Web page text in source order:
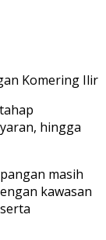
Komering Ilir
hingga
masih
kawasan